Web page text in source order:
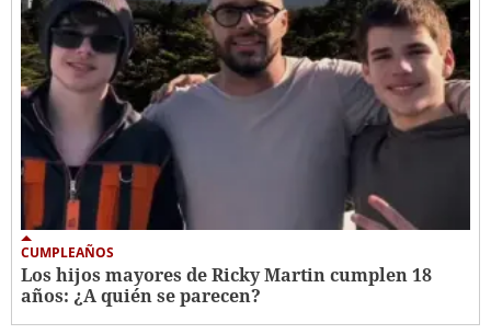
CUMPLEAÑOS
Los hijos mayores de Ricky Martin cumplen 18
años: ¿A quién se parecen?